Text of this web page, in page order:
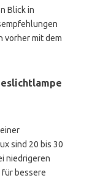
Blick in
vorher mit dem
sind 20 bis 30
niedrigeren
bessere